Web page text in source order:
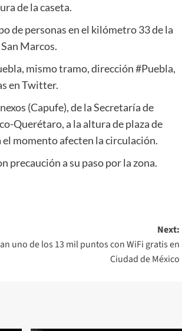
de la caseta.
de personas en el kilómetro 33 de la
Marcos.
mismo tramo, dirección #Puebla,
en Twitter.
(Capufe), de la Secretaría de
Querétaro, a la altura de plaza de
momento afecten la circulación.
precaución a su paso por la zona.
Next:
uno de los 13 mil puntos con WiFi gratis en
Ciudad de México